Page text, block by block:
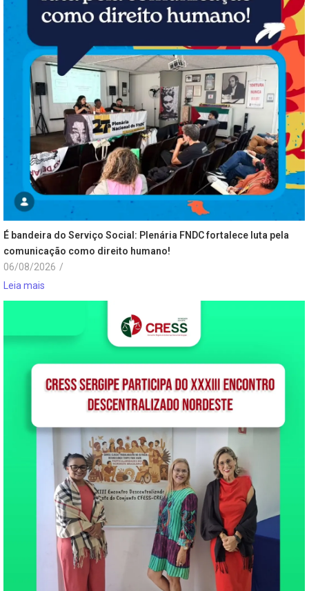
É bandeira do Serviço Social: Plenária FNDC fortalece luta pela
comunicação como direito humano!
06/08/2026 /
Leia mais